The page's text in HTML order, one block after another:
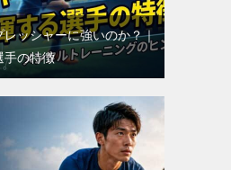
レッシャーに強いのか？｜
手の特徴